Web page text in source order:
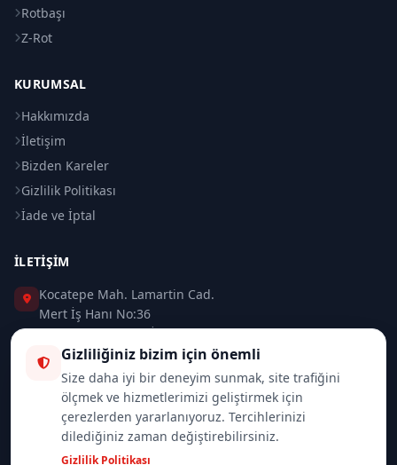
Rotbaşı
Z-Rot
KURUMSAL
Hakkımızda
İletişim
Bizden Kareler
Gizlilik Politikası
İade ve İptal
İLETIŞIM
Kocatepe Mah. Lamartin Cad.
Mert İş Hanı No:36
Taksim / Beyoğlu / İSTANBUL
0 (212) 235 37 83
0 (532) 418 08 46
info@merttrade.com
Gizliliğiniz bizim için önemli
Size daha iyi bir deneyim sunmak, site trafiğini
ölçmek ve hizmetlerimizi geliştirmek için
çerezlerden yararlanıyoruz. Tercihlerinizi
dilediğiniz zaman değiştirebilirsiniz.
Gizlilik Politikası